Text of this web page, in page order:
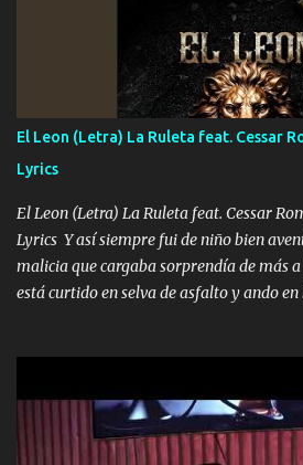
que estar alegres doy las instrucciones
Música Si es que salta algún problema
ahí está el Hombre Cuarenta y también
cualquier problema no más es cuestión
FALTA UN HERMANO DE CLAVE ERA
HOMBRE VALIENTE POR ALGO M'URIÓ
VIO POR LA FAMILIA PARA QUE SIGA EL
los HERMANOS un cerebro inteligente y
El Leon (Letra) La Ruleta feat. Cessar
Lyrics
El Leon (Letra) La Ruleta feat. Cessar
Lyrics Y así siempre fui de niño bien
malicia que cargaba sorprendía de más
está curtido en selva de asfalto y ando en
pa más pues hay charola les voy a dar
otra Música Surcando bien mi camino
los lados aquel que no corre vuela no se